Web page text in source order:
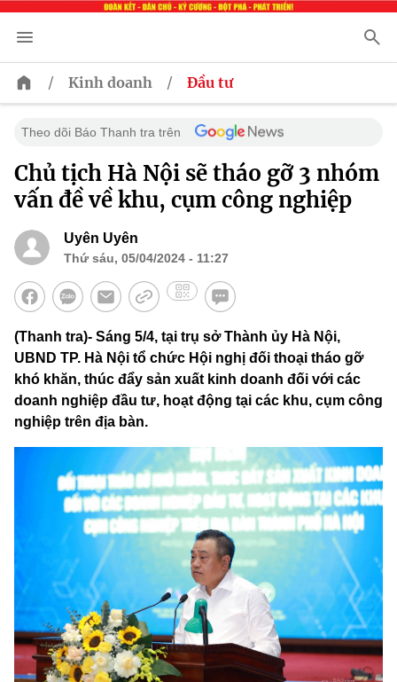
/ Kinh doanh / Đầu tư
Theo dõi Báo Thanh tra trên
Chủ tịch Hà Nội sẽ tháo gỡ 3 nhóm
vấn đề về khu, cụm công nghiệp
Uyên Uyên
Thứ sáu, 05/04/2024 - 11:27
(Thanh tra)- Sáng 5/4, tại trụ sở Thành ủy Hà Nội,
UBND TP. Hà Nội tổ chức Hội nghị đối thoại tháo gỡ
khó khăn, thúc đẩy sản xuất kinh doanh đối với các
doanh nghiệp đầu tư, hoạt động tại các khu, cụm công
nghiệp trên địa bàn.